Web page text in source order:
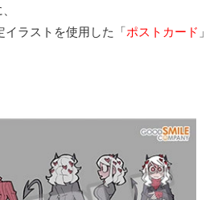
ラストを使用した「ポストカード 」